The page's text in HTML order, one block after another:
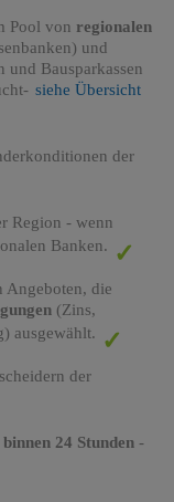
Pool von regionalen
und
Bausparkassen
siehe Übersicht
der
Region - wenn
Banken.
Angeboten, die
(Zins,
ausgewählt.
der
binnen 24 Stunden-